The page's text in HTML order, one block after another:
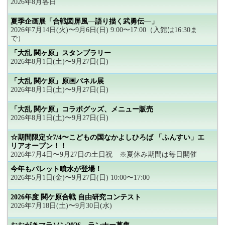
2026年8月各日
夏季企画展「合戦図屏風―語り描く武勇伝―」
2026年7月14日(火)〜9月6日(日) 9:00〜17:00（入館は16:30ま
で）
「大乱 関ヶ原」スタンプラリー
2026年8月1日(土)〜9月27日(日)
「大乱 関ケ原」原画パネル展
2026年8月1日(土)〜9月27日(日)
「大乱 関ケ原」コラボグッズ、メニュー販売
2026年8月1日(土)〜9月27日(日)
☆期間限定☆7/4〜こどもの国なかよしひろば 「ふんすい」エ
リアオープン！！
2026年7月4日〜9月27日の土日祝 ※夏休み期間は毎日開催
今年もパレット噴水が登場！
2026年5月1日(金)〜9月27日(日) 10:00〜17:00
2026年度 関ケ原合戦 自由研究コンテスト
2026年7月18日(土)〜9月30日(水)